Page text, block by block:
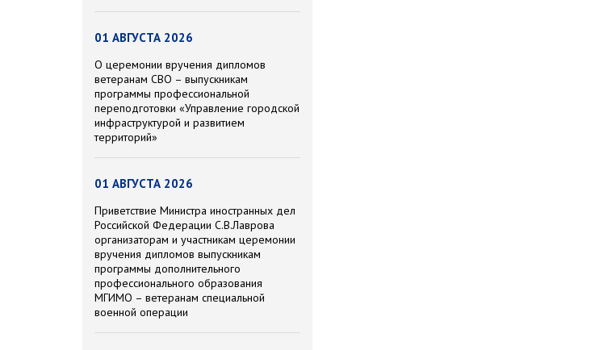
01 АВГУСТА 2026
О церемонии вручения дипломов
ветеранам СВО – выпускникам
программы профессиональной
переподготовки «Управление городской
инфраструктурой и развитием
территорий»
01 АВГУСТА 2026
Приветствие Министра иностранных дел
Российской Федерации С.В.Лаврова
организаторам и участникам церемонии
вручения дипломов выпускникам
программы дополнительного
профессионального образования
МГИМО – ветеранам специальной
военной операции